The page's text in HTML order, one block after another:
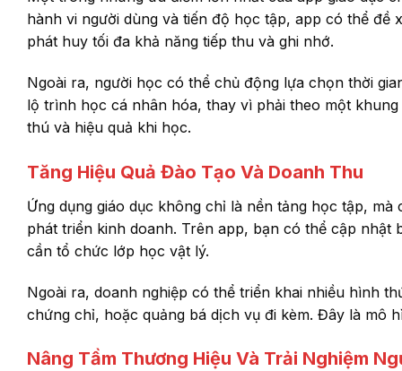
hành vi người dùng và tiến độ học tập, app có thể
phát huy tối đa khả năng tiếp thu và ghi nhớ.
Ngoài ra, người học có thể chủ động lựa chọn thời
lộ trình học cá nhân hóa, thay vì phải theo một
thú và hiệu quả khi học.
Tăng Hiệu Quả Đào Tạo Và Doanh Thu
Ứng dụng giáo dục không chỉ là nền tảng học tập,
phát triển kinh doanh. Trên app, bạn có thể cập
cần tổ chức lớp học vật lý.
Ngoài ra, doanh nghiệp có thể triển khai nhiều hình
chứng chỉ, hoặc quảng bá dịch vụ đi kèm. Đây là mô
Nâng Tầm Thương Hiệu Và Trải Nghiệm